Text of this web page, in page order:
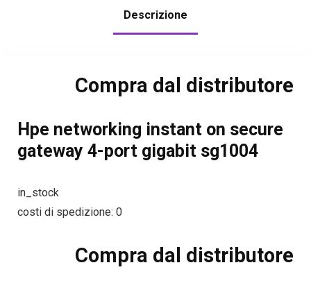
Descrizione
Compra dal distributore
Hpe networking instant on secure
gateway 4-port gigabit sg1004
in_stock
costi di spedizione: 0
Compra dal distributore